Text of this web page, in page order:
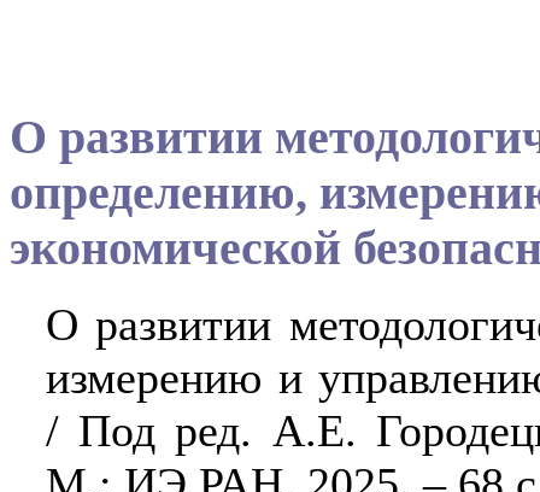
О развитии
определению,
экономической
О развитии
измерению и
/ Под ред. А.Е.